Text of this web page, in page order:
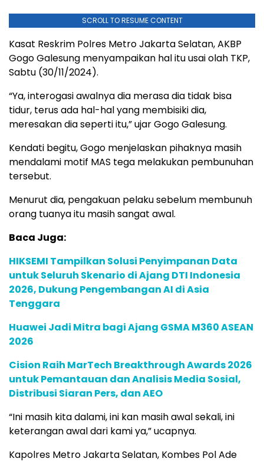
SCROLL TO RESUME CONTENT
Kasat Reskrim Polres Metro Jakarta Selatan, AKBP
Gogo Galesung menyampaikan hal itu usai olah TKP,
Sabtu (30/11/2024).
“Ya, interogasi awalnya dia merasa dia tidak bisa
tidur, terus ada hal-hal yang membisiki dia,
meresakan dia seperti itu,” ujar Gogo Galesung.
Kendati begitu, Gogo menjelaskan pihaknya masih
mendalami motif MAS tega melakukan pembunuhan
tersebut.
Menurut dia, pengakuan pelaku sebelum membunuh
orang tuanya itu masih sangat awal.
Baca Juga:
HIKSEMI Tampilkan Solusi Penyimpanan Data
untuk Seluruh Skenario di Ajang DTI Indonesia
2026, Dukung Pengembangan AI di Asia
Tenggara
Huawei Jadi Mitra bagi Ajang GSMA M360 ASEAN
2026
Cision Raih MarTech Breakthrough Awards 2026
untuk Pemantauan dan Analisis Media Sosial,
Distribusi Siaran Pers, dan AEO
“Ini masih kita dalami, ini kan masih awal sekali, ini
keterangan awal dari kami ya,” ucapnya.
Kapolres Metro Jakarta Selatan, Kombes Pol Ade